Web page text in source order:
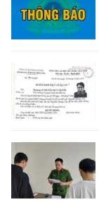
FRANÇAIS
ESPAÑOL
한국어